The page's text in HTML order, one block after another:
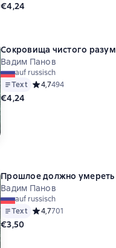
€4,24
Сокровища чистого
Вадим Панов
auf russisch
Text Средний рейтинг 4,7
4,7494
€4,24
Прошлое должно умереть
Вадим Панов
auf russisch
Text Средний рейтинг 4,7
4,7701
€3,50